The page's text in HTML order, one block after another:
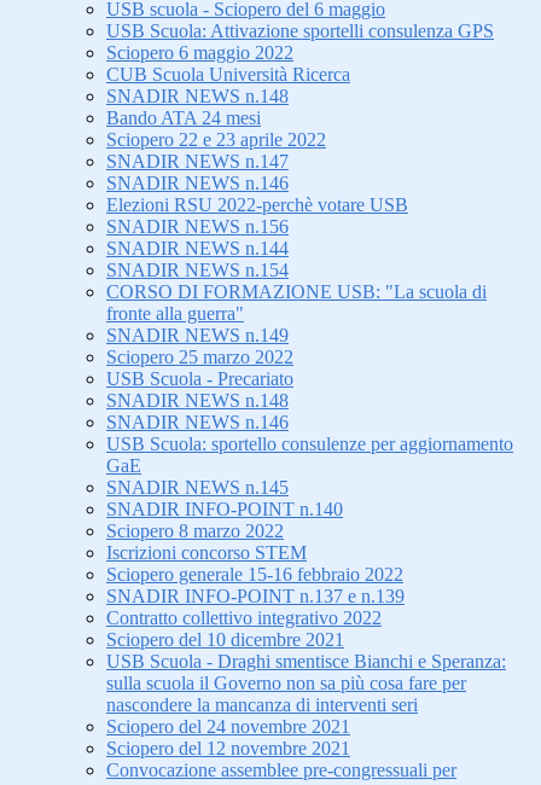
USB scuola - Sciopero del 6 maggio
USB Scuola: Attivazione sportelli consulenza GPS
Sciopero 6 maggio 2022
CUB Scuola Università Ricerca
SNADIR NEWS n.148
Bando ATA 24 mesi
Sciopero 22 e 23 aprile 2022
SNADIR NEWS n.147
SNADIR NEWS n.146
Elezioni RSU 2022-perchè votare USB
SNADIR NEWS n.156
SNADIR NEWS n.144
SNADIR NEWS n.154
CORSO DI FORMAZIONE USB: "La scuola di
fronte alla guerra"
SNADIR NEWS n.149
Sciopero 25 marzo 2022
USB Scuola - Precariato
SNADIR NEWS n.148
SNADIR NEWS n.146
USB Scuola: sportello consulenze per aggiornamento
GaE
SNADIR NEWS n.145
SNADIR INFO-POINT n.140
Sciopero 8 marzo 2022
Iscrizioni concorso STEM
Sciopero generale 15-16 febbraio 2022
SNADIR INFO-POINT n.137 e n.139
Contratto collettivo integrativo 2022
Sciopero del 10 dicembre 2021
USB Scuola - Draghi smentisce Bianchi e Speranza:
sulla scuola il Governo non sa più cosa fare per
nascondere la mancanza di interventi seri
Sciopero del 24 novembre 2021
Sciopero del 12 novembre 2021
Convocazione assemblee pre-congressuali per